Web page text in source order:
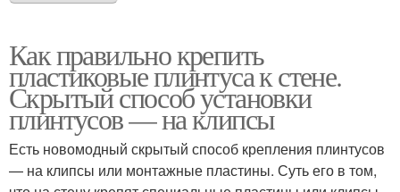
Как правильно крепить
пластиковые плинтуса к стене.
Скрытый способ установки
плинтусов — на клипсы
Есть новомодный скрытый способ крепления плинтусов
— на клипсы или монтажные пластины. Суть его в том,